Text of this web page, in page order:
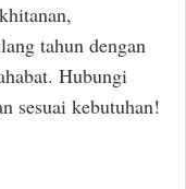
tahun dengan
Hubungi
sesuai kebutuhan!